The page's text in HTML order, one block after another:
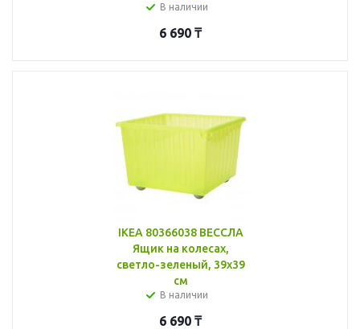
В наличии
6 690 ₸
IKEA 80366038 ВЕССЛА
Ящик на колесах,
светло-зеленый, 39x39
см
В наличии
6 690 ₸